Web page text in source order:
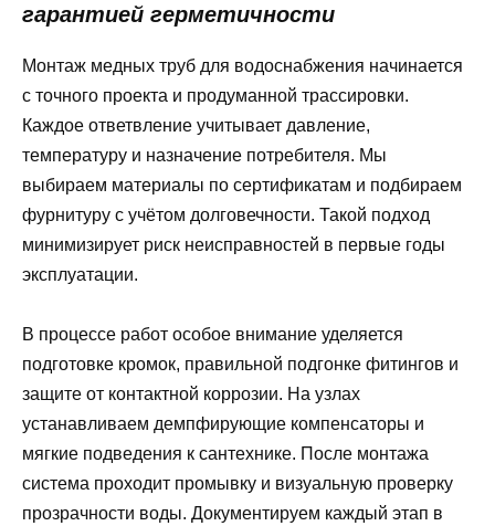
гарантией герметичности
Монтаж медных труб для водоснабжения начинается
с точного проекта и продуманной трассировки.
Каждое ответвление учитывает давление,
температуру и назначение потребителя. Мы
выбираем материалы по сертификатам и подбираем
фурнитуру с учётом долговечности. Такой подход
минимизирует риск неисправностей в первые годы
эксплуатации.
В процессе работ особое внимание уделяется
подготовке кромок, правильной подгонке фитингов и
защите от контактной коррозии. На узлах
устанавливаем демпфирующие компенсаторы и
мягкие подведения к сантехнике. После монтажа
система проходит промывку и визуальную проверку
прозрачности воды. Документируем каждый этап в